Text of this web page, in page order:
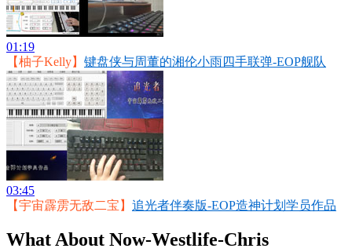
01:19
【柚子Kelly】 键盘侠与周董的湘伦小雨四手联弹-EOP舰队
03:45
【宇宙霹雳无敌二宝】 追光者伴奏版-EOP造神计划学员作品
What About Now-Westlife-Chris